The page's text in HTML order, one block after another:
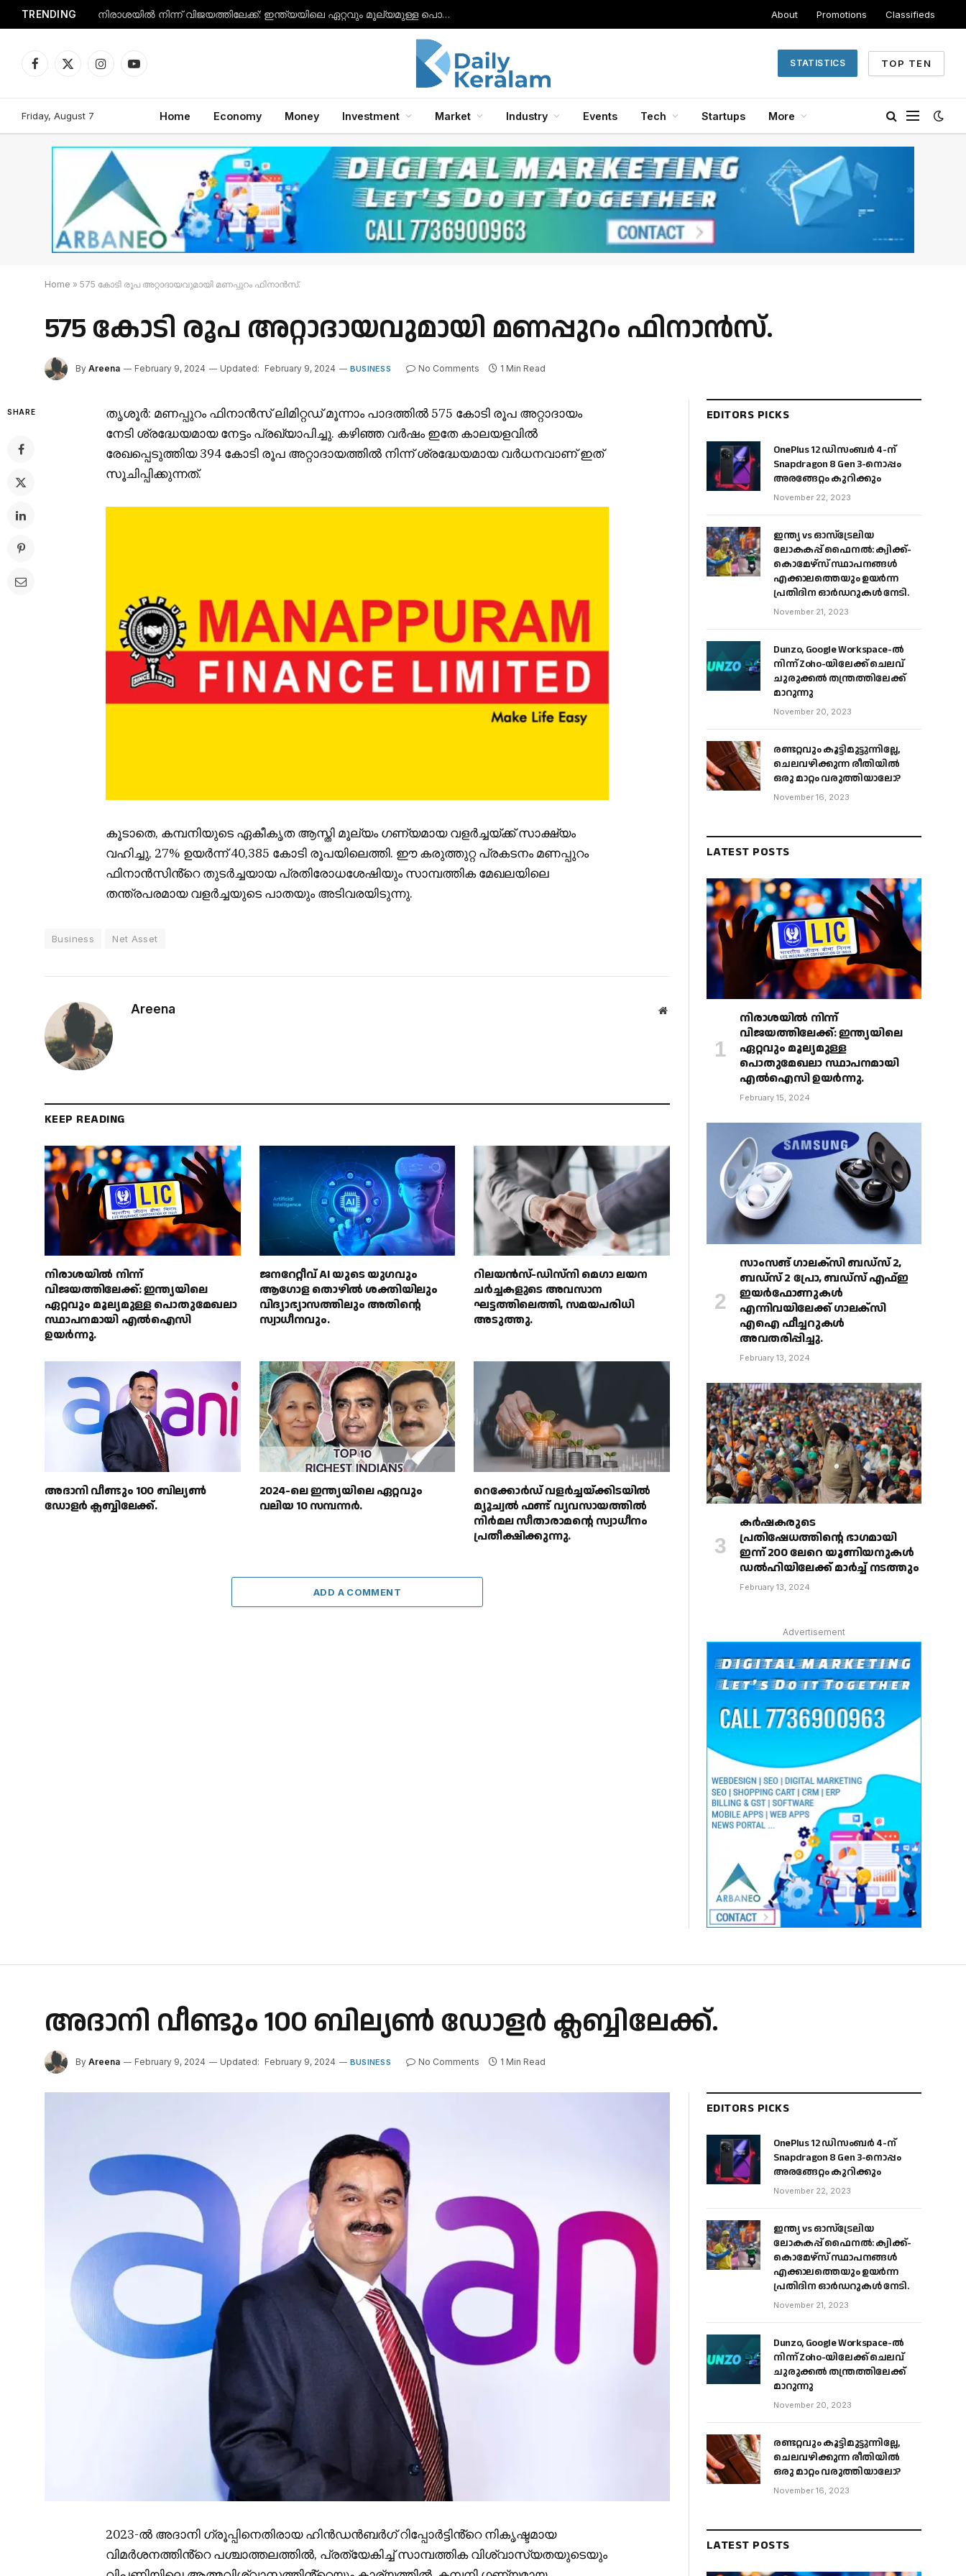
സാംസങ് ഗാലക്‌സി ബഡ്‌സ് 2, ബഡ്‌സ് 2 പ്രോ, ബഡ്‌സ് എഫ്ഇ ഇയർഫോണുകൾ എന്നിവയിലേക്ക് ഗാലക്‌സി എഐ ഫീച്ചറുകൾ അവതരിപ്പിച്ചു.
About Promotions Classifieds
Facebook
X
InstagramYouTube
STATISTICS TOP TEN
Friday, August 7 Home Economy Money Investment Market Industry Events Tech Startups More
Home » 575 കോടി രൂപ അറ്റാദായവുമായി മണപ്പുറം ഫിനാൻസ്.
575 കോടി രൂപ അറ്റാദായവുമായി മണപ്പുറം ഫിനാൻസ്.
By Areena February 9, 2024 Updated: February 9, 2024 BUSINESS No Comments 1 Min Read
SHARE
തൃശൂർ: മണപ്പുറം ഫിനാൻസ് ലിമിറ്റഡ് മൂന്നാം പാദത്തിൽ 575 കോടി രൂപ അറ്റാദായം
നേടി ശ്രദ്ധേയമായ നേട്ടം പ്രഖ്യാപിച്ചു. കഴിഞ്ഞ വർഷം ഇതേ കാലയളവിൽ
രേഖപ്പെടുത്തിയ 394 കോടി രൂപ അറ്റാദായത്തിൽ നിന്ന് ശ്രദ്ധേയമായ വർധനവാണ് ഇത്
സൂചിപ്പിക്കുന്നത്.
കൂടാതെ, കമ്പനിയുടെ ഏകീകൃത ആസ്തി മൂല്യം ഗണ്യമായ വളർച്ചയ്ക്ക് സാക്ഷ്യം
വഹിച്ചു, 27% ഉയർന്ന് 40,385 കോടി രൂപയിലെത്തി. ഈ കരുത്തുറ്റ പ്രകടനം മണപ്പുറം
ഫിനാൻസിൻ്റെ തുടർച്ചയായ പ്രതിരോധശേഷിയും സാമ്പത്തിക മേഖലയിലെ
തന്ത്രപരമായ വളർച്ചയുടെ പാതയും അടിവരയിടുന്നു.
Business Net Asset
Areena Website
KEEP READING
നിരാശയിൽ നിന്ന്
വിജയത്തിലേക്ക്: ഇന്ത്യയിലെ
ഏറ്റവും മൂല്യമുള്ള പൊതുമേഖലാ
സ്ഥാപനമായി എൽഐസി
ഉയർന്നു.
ജനറേറ്റീവ് AI യുടെ യുഗവും
ആഗോള തൊഴിൽ ശക്തിയിലും
വിദ്യാഭ്യാസത്തിലും അതിൻ്റെ
സ്വാധീനവും.
റിലയൻസ്-ഡിസ്‌നി മെഗാ ലയന
ചർച്ചകളുടെ അവസാന
ഘട്ടത്തിലെത്തി, സമയപരിധി
അടുത്തു.
അദാനി വീണ്ടും 100 ബില്യൺ
ഡോളർ ക്ലബ്ബിലേക്ക്.
2024-ലെ ഇന്ത്യയിലെ ഏറ്റവും
വലിയ 10 സമ്പന്നർ.
റെക്കോർഡ് വളർച്ചയ്ക്കിടയിൽ
മ്യൂച്വൽ ഫണ്ട് വ്യവസായത്തിൽ
നിർമല സീതാരാമൻ്റെ സ്വാധീനം
പ്രതീക്ഷിക്കുന്നു.
ADD A COMMENT
EDITORS PICKS
OnePlus 12 ഡിസംബർ 4-ന്
Snapdragon 8 Gen 3-നൊപ്പം
അരങ്ങേറ്റം കുറിക്കും
November 22, 2023
ഇന്ത്യ vs ഓസ്‌ട്രേലിയ
ലോകകപ്പ് ഫൈനൽ: ക്വിക്ക്-
കൊമേഴ്‌സ് സ്ഥാപനങ്ങൾ
എക്കാലത്തെയും ഉയർന്ന
പ്രതിദിന ഓർഡറുകൾ നേടി.
November 21, 2023
Dunzo, Google Workspace-ൽ
നിന്ന് Zoho-യിലേക്ക് ചെലവ്
ചുരുക്കൽ തന്ത്രത്തിലേക്ക്
മാറുന്നു
November 20, 2023
രണ്ടറ്റവും കൂട്ടിമുട്ടുന്നില്ലേ,
ചെലവഴിക്കുന്ന രീതിയിൽ
ഒരു മാറ്റം വരുത്തിയാലോ?
November 16, 2023
LATEST POSTS
നിരാശയിൽ നിന്ന്
വിജയത്തിലേക്ക്: ഇന്ത്യയിലെ
ഏറ്റവും മൂല്യമുള്ള
പൊതുമേഖലാ സ്ഥാപനമായി
എൽഐസി ഉയർന്നു.
February 15, 2024
സാംസങ് ഗാലക്‌സി ബഡ്‌സ് 2,
ബഡ്‌സ് 2 പ്രോ, ബഡ്‌സ് എഫ്ഇ
ഇയർഫോണുകൾ
എന്നിവയിലേക്ക് ഗാലക്‌സി
എഐ ഫീച്ചറുകൾ
അവതരിപ്പിച്ചു.
February 13, 2024
കർഷകരുടെ
പ്രതിഷേധത്തിൻ്റെ ഭാഗമായി
ഇന്ന് 200 ലേറെ യൂണിയനുകൾ
ഡൽഹിയിലേക്ക് മാർച്ച് നടത്തും
February 13, 2024
Advertisement
അദാനി വീണ്ടും 100 ബില്യൺ ഡോളർ ക്ലബ്ബിലേക്ക്.
By Areena February 9, 2024 Updated: February 9, 2024 BUSINESS No Comments 1 Min Read
2023-ൽ അദാനി ഗ്രൂപ്പിനെതിരായ ഹിൻഡൻബർഗ് റിപ്പോർട്ടിൻ്റെ നികൃഷ്ടമായ
വിമർശനത്തിൻ്റെ പശ്ചാത്തലത്തിൽ, പ്രത്യേകിച്ച് സാമ്പത്തിക വിശ്വാസ്യതയുടെയും
EDITORS PICKS
OnePlus 12 ഡിസംബർ 4-ന്
Snapdragon 8 Gen 3-നൊപ്പം
അരങ്ങേറ്റം കുറിക്കും
November 22, 2023
ഇന്ത്യ vs ഓസ്‌ട്രേലിയ
ലോകകപ്പ് ഫൈനൽ: ക്വിക്ക്-
കൊമേഴ്‌സ് സ്ഥാപനങ്ങൾ
എക്കാലത്തെയും ഉയർന്ന
പ്രതിദിന ഓർഡറുകൾ നേടി.
November 21, 2023
Dunzo, Google Workspace-ൽ
നിന്ന് Zoho-യിലേക്ക് ചെലവ്
ചുരുക്കൽ തന്ത്രത്തിലേക്ക്
മാറുന്നു
November 20, 2023
രണ്ടറ്റവും കൂട്ടിമുട്ടുന്നില്ലേ,
ചെലവഴിക്കുന്ന രീതിയിൽ
ഒരു മാറ്റം വരുത്തിയാലോ?
November 16, 2023
LATEST POSTS